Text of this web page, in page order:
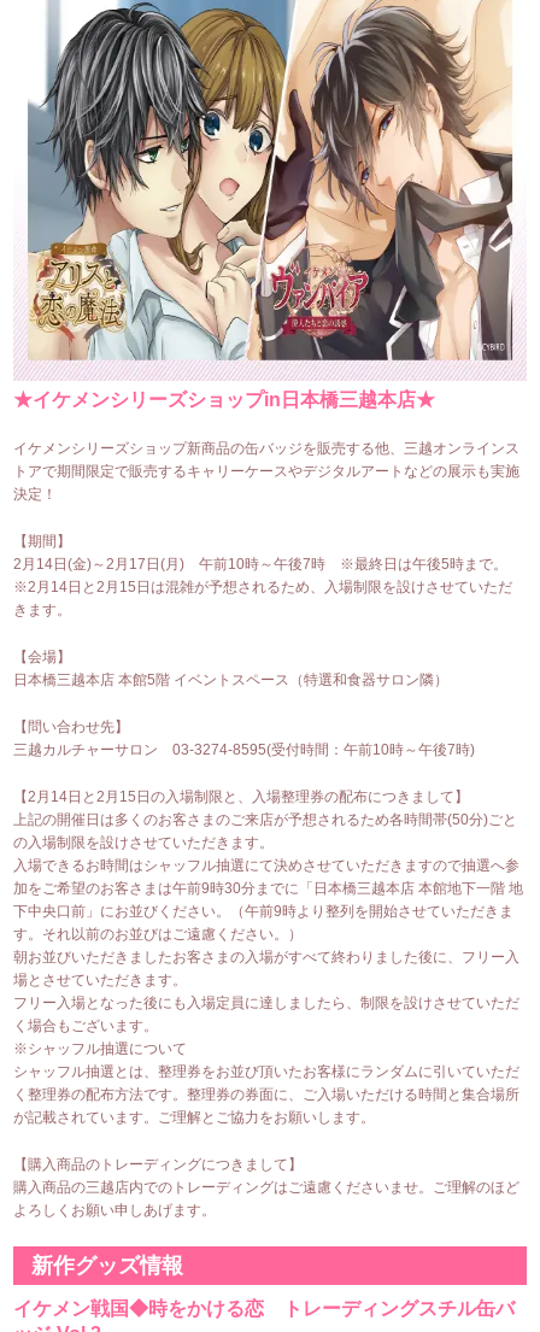
★イケメンシリーズショップin日本橋三越本店★
イケメンシリーズショップ新商品の缶バッジを販売する他、三越オンラインス
トアで期間限定で販売するキャリーケースやデジタルアートなどの展示も実施
決定！
【期間】
2月14日(金)～2月17日(月) 午前10時～午後7時 ※最終日は午後5時まで。
※2月14日と2月15日は混雑が予想されるため、入場制限を設けさせていただ
きます。
【会場】
日本橋三越本店 本館5階 イベントスペース（特選和食器サロン隣）
【問い合わせ先】
三越カルチャーサロン 03-3274-8595(受付時間：午前10時～午後7時)
【2月14日と2月15日の入場制限と、入場整理券の配布につきまして】
上記の開催日は多くのお客さまのご来店が予想されるため各時間帯(50分)ごと
の入場制限を設けさせていただきます。
入場できるお時間はシャッフル抽選にて決めさせていただきますので抽選へ参
加をご希望のお客さまは午前9時30分までに「日本橋三越本店 本館地下一階 地
下中央口前」にお並びください。（午前9時より整列を開始させていただきま
す。それ以前のお並びはご遠慮ください。）
朝お並びいただきましたお客さまの入場がすべて終わりました後に、フリー入
場とさせていただきます。
フリー入場となった後にも入場定員に達しましたら、制限を設けさせていただ
く場合もございます。
※シャッフル抽選について
シャッフル抽選とは、整理券をお並び頂いたお客様にランダムに引いていただ
く整理券の配布方法です。整理券の券面に、ご入場いただける時間と集合場所
が記載されています。ご理解とご協力をお願いします。
【購入商品のトレーディングにつきまして】
購入商品の三越店内でのトレーディングはご遠慮くださいませ。ご理解のほど
よろしくお願い申しあげます。
新作グッズ情報
イケメン戦国◆時をかける恋 トレーディングスチル缶バ